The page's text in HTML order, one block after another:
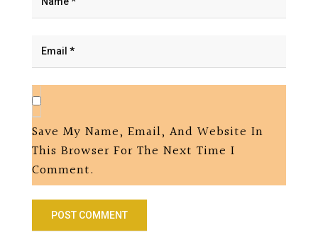
Save My Name, Email, And Website In
This Browser For The Next Time I
Comment.